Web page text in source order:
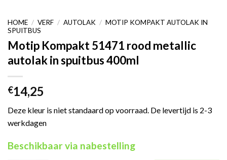
HOME / VERF / AUTOLAK / MOTIP KOMPAKT AUTOLAK IN
SPUITBUS
Motip Kompakt 51471 rood metallic
autolak in spuitbus 400ml
€14,25
Deze kleur is niet standaard op voorraad. De levertijd is 2-3
werkdagen
Beschikbaar via nabestelling